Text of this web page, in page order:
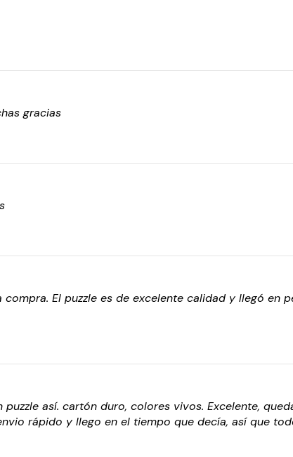
gracias
El puzzle es de excelente calidad y llegó en
así. cartón duro, colores vivos. Excelente,
rápido y llego en el tiempo que decía, así que